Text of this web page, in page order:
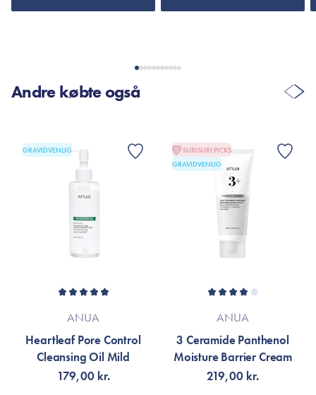
Andre købte også
GRAVIDVENLIG
ANUA
Heartleaf Pore Control
Cleansing Oil Mild
179,00 kr.
SURISURI PICKS
GRAVIDVENLIG
ANUA
3 Ceramide Panthenol
Moisture Barrier Cream
219,00 kr.